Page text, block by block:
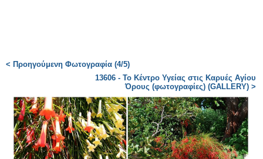
< Προηγούμενη Φωτογραφία (4/5)
13606 - Το Κέντρο Υγείας στις Καρυές Αγίου
Όρους (φωτογραφίες) (GALLERY) >